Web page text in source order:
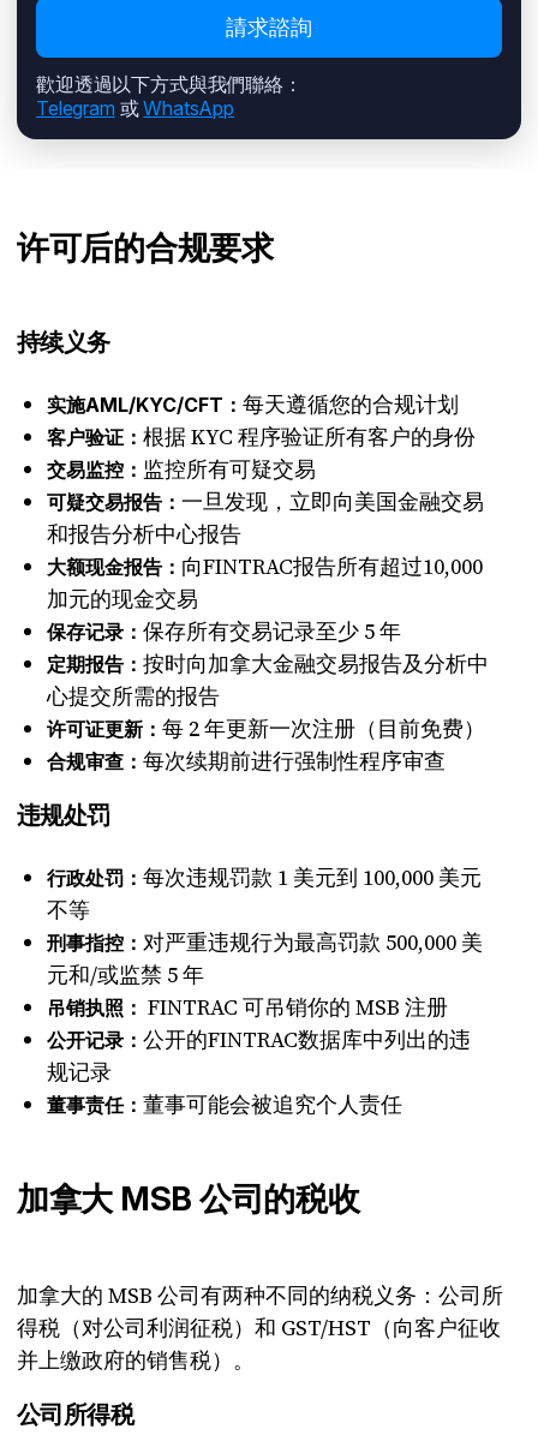
請求諮詢
歡迎透過以下方式與我們聯絡：
Telegram 或WhatsApp
许可后的合规要求
持续义务
实施AML/KYC/CFT： 每天遵循您的合规计划
客户验证： 根据 KYC 程序验证所有客户的身份
交易监控： 监控所有可疑交易
可疑交易报告： 一旦发现，立即向美国金融交易
和报告分析中心报告
大额现金报告： 向FINTRAC报告所有超过10,000
加元的现金交易
保存记录： 保存所有交易记录至少 5 年
定期报告： 按时向加拿大金融交易报告及分析中
心提交所需的报告
许可证更新： 每 2 年更新一次注册（目前免费）
合规审查： 每次续期前进行强制性程序审查
违规处罚
行政处罚： 每次违规罚款 1 美元到 100,000 美元
不等
刑事指控： 对严重违规行为最高罚款 500,000 美
元和/或监禁 5 年
吊销执照： FINTRAC 可吊销你的 MSB 注册
公开记录： 公开的FINTRAC数据库中列出的违
规记录
董事责任： 董事可能会被追究个人责任
加拿大 MSB 公司的税收
加拿大的 MSB 公司有两种不同的纳税义务：公司所
得税（对公司利润征税）和 GST/HST（向客户征收
并上缴政府的销售税）。
公司所得税